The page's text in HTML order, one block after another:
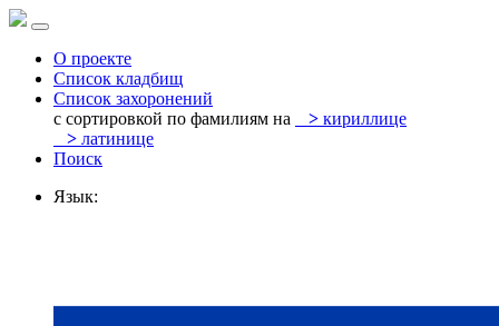
О проекте
Список кладбищ
Список захоронений
с сортировкой по фамилиям на
> кириллице
> латинице
Поиск
Язык: